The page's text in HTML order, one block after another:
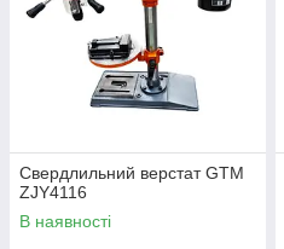
Свердлильний верстат GTM
ZJY4116
В наявності